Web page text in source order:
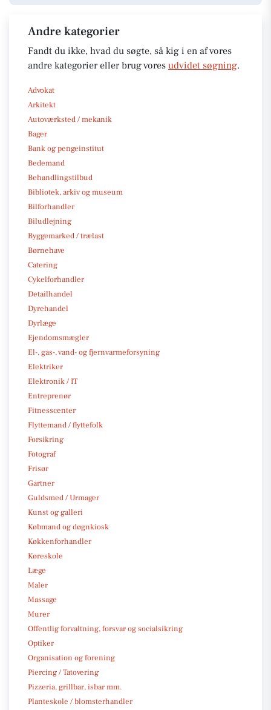
Andre kategorier
Fandt du ikke, hvad du søgte, så kig i en af vores
andre kategorier eller brug vores udvidet søgning.
Advokat
Arkitekt
Autoværksted / mekanik
Bager
Bank og pengeinstitut
Bedemand
Behandlingstilbud
Bibliotek, arkiv og museum
Bilforhandler
Biludlejning
Byggemarked / trælast
Børnehave
Catering
Cykelforhandler
Detailhandel
Dyrehandel
Dyrlæge
Ejendomsmægler
El-, gas-, vand- og fjernvarmeforsyning
Elektriker
Elektronik / IT
Entreprenør
Fitnesscenter
Flyttemand / flyttefolk
Forsikring
Fotograf
Frisør
Gartner
Guldsmed / Urmager
Kunst og galleri
Købmand og døgnkiosk
Køkkenforhandler
Køreskole
Læge
Maler
Massage
Murer
Offentlig forvaltning, forsvar og socialsikring
Optiker
Organisation og forening
Piercing / Tatovering
Pizzeria, grillbar, isbar mm.
Planteskole / blomsterhandler